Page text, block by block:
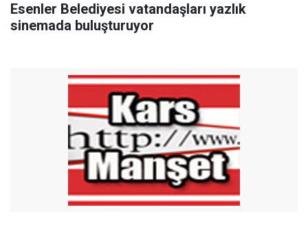
Esenler Belediyesi vatandaşları yazlık
sinemada buluşturuyor